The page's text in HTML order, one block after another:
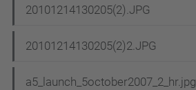
20101214130205(2).JPG
20101214130205(2)2.JPG
a5_launch_5october2007_2_hr.jpg